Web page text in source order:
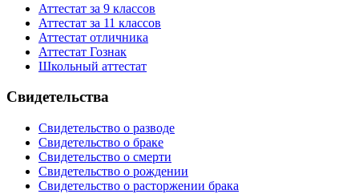
Аттестат за 9 классов
Аттестат за 11 классов
Аттестат отличника
Аттестат Гознак
Школьный аттестат
Свидетельства
Свидетельство о разводе
Свидетельство о браке
Свидетельство о смерти
Свидетельство о рождении
Свидетельство о расторжении брака